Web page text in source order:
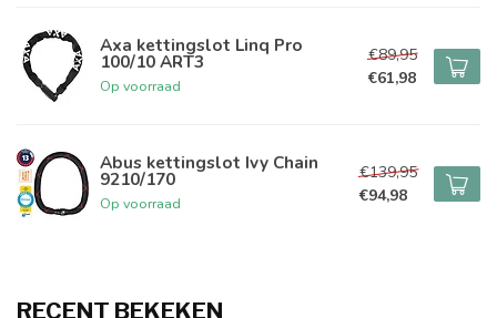
Axa kettingslot Linq Pro
100/10 ART3
Op voorraad
€89,95
€61,98
Abus kettingslot Ivy Chain
9210/170
Op voorraad
€139,95
€94,98
RECENT BEKEKEN